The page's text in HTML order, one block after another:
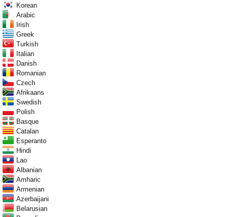
Korean
Arabic
Irish
Greek
Turkish
Italian
Danish
Romanian
Czech
Afrikaans
Swedish
Polish
Basque
Catalan
Esperanto
Hindi
Lao
Albanian
Amharic
Armenian
Azerbaijani
Belarusian